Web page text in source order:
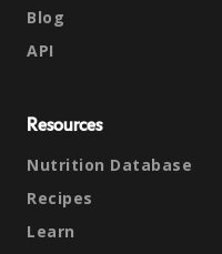
Blog
API
Resources
Nutrition Database
Recipes
Learn